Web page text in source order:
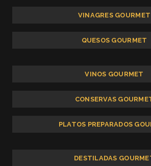
VINAGRES GOURMET
QUESOS GOURMET
VINOS GOURMET
CONSERVAS
PLATOS PREPARADOS
DESTILADAS